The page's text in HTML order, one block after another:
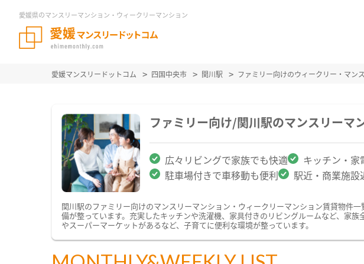
愛媛県のマンスリーマンション・ウィークリーマンション
愛媛マンスリードットコム 四国中央市 関川駅 ファミリー向けのウィークリー・マン
ファミリー向け/関川駅のマンスリーマ
広々リビングで家族でも快適 キッチン・家
駐車場付きで車移動も便利
駅近・商業施
関川駅のファミリー向けのマンスリーマンション・ウィークリーマンション賃貸物件
備が整っています。充実したキッチンや洗濯機、家具付きのリビングルームなど、家
やスーパーマーケットがあるなど、子育てに便利な環境が整っています。